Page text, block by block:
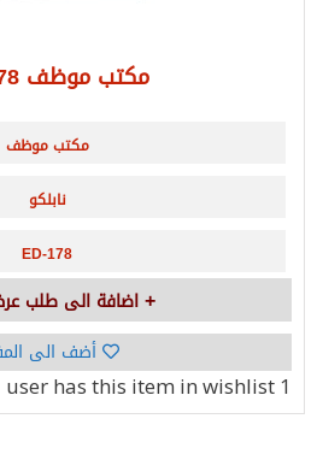
مكتب موظف ED-178
مكتب موظف
نابلكو
ED-178
اضافة الى طلب
أضف الى
1 user
has this item in wishlist